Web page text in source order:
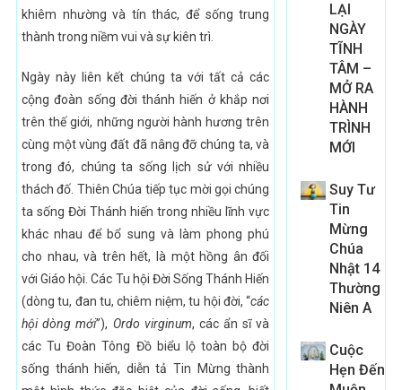
khiêm nhường và tín thác, để sống trung
thành trong niềm vui và sự kiên trì.
Ngày này liên kết chúng ta với tất cả các
cộng đoàn sống đời thánh hiến ở khắp nơi
trên thế giới, những người hành hương trên
cùng một vùng đất đã nâng đỡ chúng ta, và
trong đó, chúng ta sống lịch sử với nhiều
thách đố. Thiên Chúa tiếp tục mời gọi chúng
ta sống Đời Thánh hiến trong nhiều lĩnh vực
khác nhau để bổ sung và làm phong phú
cho nhau, và trên hết, là một hồng ân đối
với Giáo hội. Các Tu hội Đời Sống Thánh Hiến
(dòng tu, đan tu, chiêm niệm, tu hội đời, “các
hội dòng mới”), Ordo virginum, các ẩn sĩ và
các Tu Đoàn Tông Đồ biểu lộ toàn bộ đời
sống thánh hiến, diễn tả Tin Mừng thành
LẠI
NGÀY
TĨNH
TÂM –
MỞ RA
HÀNH
TRÌNH
MỚI
Suy Tư
Tin
Mừng
Chúa
Nhật 14
Thường
Niên A
Cuộc
Hẹn Đến